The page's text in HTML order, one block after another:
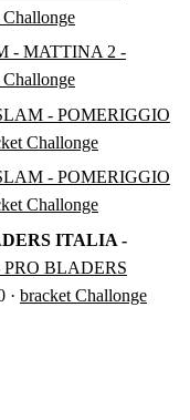
Challonge
- MATTINA 2 -
Challonge
- POMERIGGIO
Challonge
- POMERIGGIO
Challonge
ITALIA -
BLADERS
· bracket Challonge